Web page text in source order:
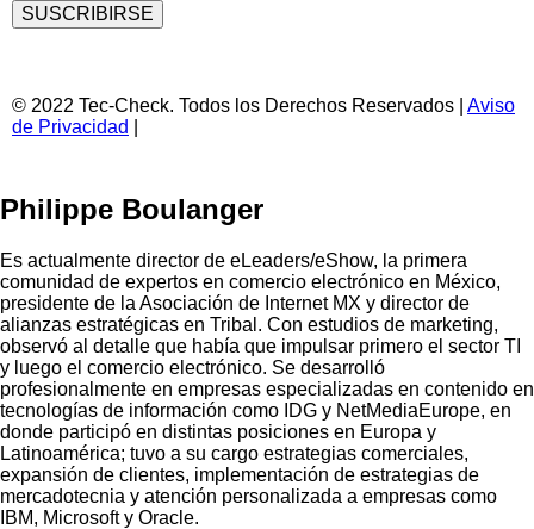
SUSCRIBIRSE
© 2022 Tec-Check. Todos los Derechos Reservados | Aviso
de Privacidad
Philippe Boulanger
Es actualmente director de eLeaders/eShow, la primera
comunidad de expertos en comercio electrónico en México,
presidente de la Asociación de Internet MX y director de
alianzas estratégicas en Tribal. Con estudios de marketing,
observó al detalle que había que impulsar primero el sector TI
y luego el comercio electrónico. Se desarrolló
profesionalmente en empresas especializadas en contenido en
tecnologías de información como IDG y NetMediaEurope, en
donde participó en distintas posiciones en Europa y
Latinoamérica; tuvo a su cargo estrategias comerciales,
expansión de clientes, implementación de estrategias de
mercadotecnia y atención personalizada a empresas como
IBM, Microsoft y Oracle.